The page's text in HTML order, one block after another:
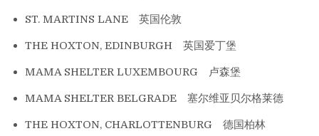
ST. MARTINS LANE 英国伦敦
THE HOXTON, EDINBURGH 英国爱丁堡
MAMA SHELTER LUXEMBOURG 卢森堡
MAMA SHELTER BELGRADE 塞尔维亚贝尔格莱德
THE HOXTON, CHARLOTTENBURG 德国柏林